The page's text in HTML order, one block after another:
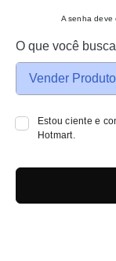
A senha deve
O que você
Vender
Estou ciente e
Hotmart.